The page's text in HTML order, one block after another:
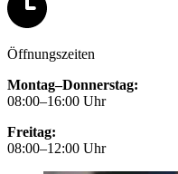
Öffnungszeiten
Montag–Donnerstag:
08:00–16:00 Uhr
Freitag:
08:00–12:00 Uhr